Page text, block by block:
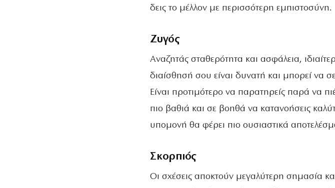
δεις το μέλλον με περισσότερη εμπιστοσύνη.
Ζυγός
Αναζητάς σταθερότητα και ασφάλεια,
διαίσθησή σου είναι δυνατή και μπορεί να
Είναι προτιμότερο να παρατηρείς παρά να
πιο βαθιά και σε βοηθά να κατανοήσεις
υπομονή θα φέρει πιο ουσιαστικά
Σκορπιός
Οι σχέσεις αποκτούν μεγαλύτερη σημασία και